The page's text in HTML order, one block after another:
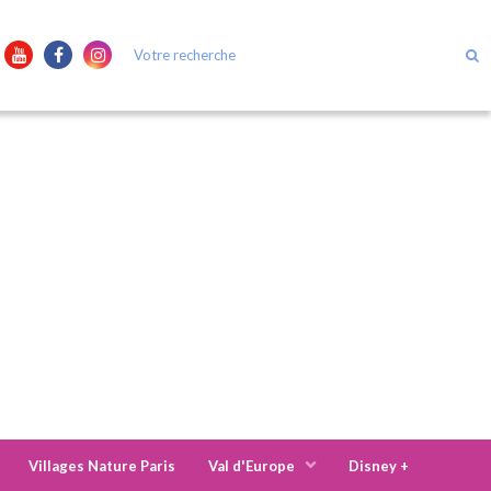
Villages Nature Paris Val d'Europe Disney +